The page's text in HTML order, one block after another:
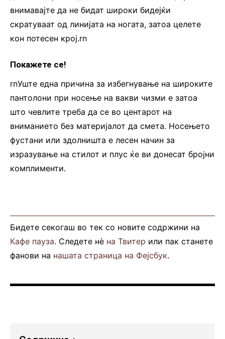
внимавајте да не бидат широки бидејќи
скратуваат од линијата на ногата, затоа целете
кон потесен крој.rn
Покажете се!
rnУште една причина за избегнување на широките
пантолони при носење на вакви чизми е затоа
што чевлите треба да се во центарот на
вниманието без материјалот да смета. Носењето
фустани или здолништа е лесен начин за
изразување на стилот и плус ќе ви донесат бројни
комплименти.
Бидете секогаш во тек со новите содржини на
Кафе пауза. Следете нè на Твитер или пак станете
фанови на нашата страница на Фејсбук.